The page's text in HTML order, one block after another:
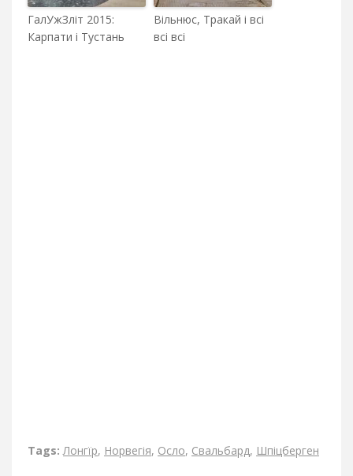
ГалУжЗліт 2015:
Карпати і Тустань
Вільнюс, Тракай і всі
всі всі
Tags: Лонгїр, Норвегія, Осло, Свальбард, Шпіцберген